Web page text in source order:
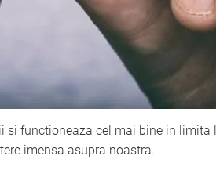
si functioneaza cel mai bine in limita
imensa asupra noastra.